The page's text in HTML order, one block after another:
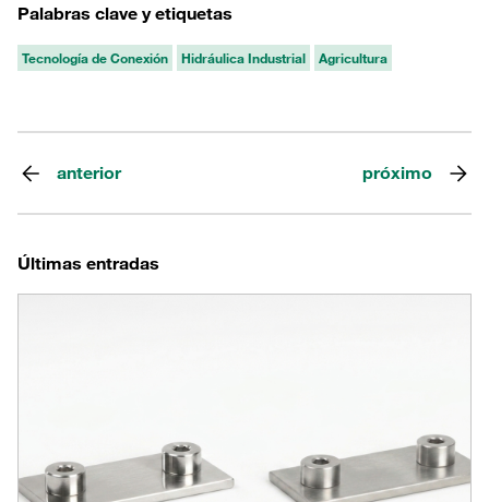
Palabras clave y etiquetas
Tecnología de Conexión Hidráulica Industrial Agricultura
anterior próximo
Últimas entradas